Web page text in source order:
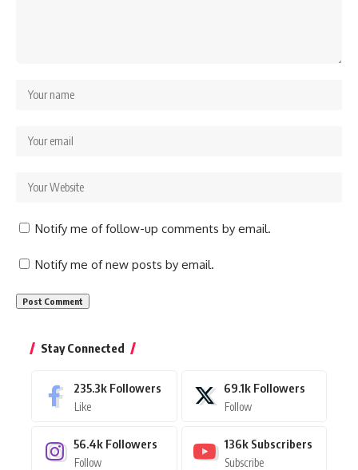
Notify me of follow-up comments by email.
Notify me of new posts by email.
Stay Connected
235.3k Followers
Like
69.1k Followers
Follow
56.4k Followers
Follow
136k Subscribers
Subscribe